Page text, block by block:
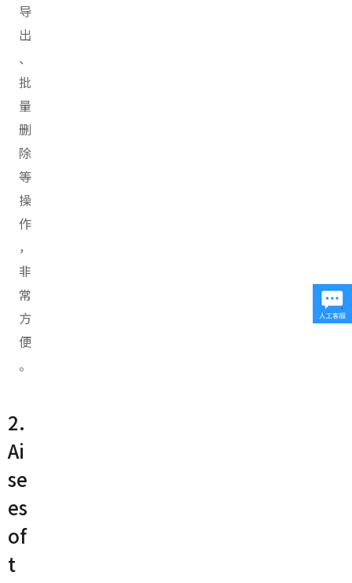
导
出
、
批
量
删
除
等
操
作
，
非
常
方
便
。
2.
Ai
se
es
of
t